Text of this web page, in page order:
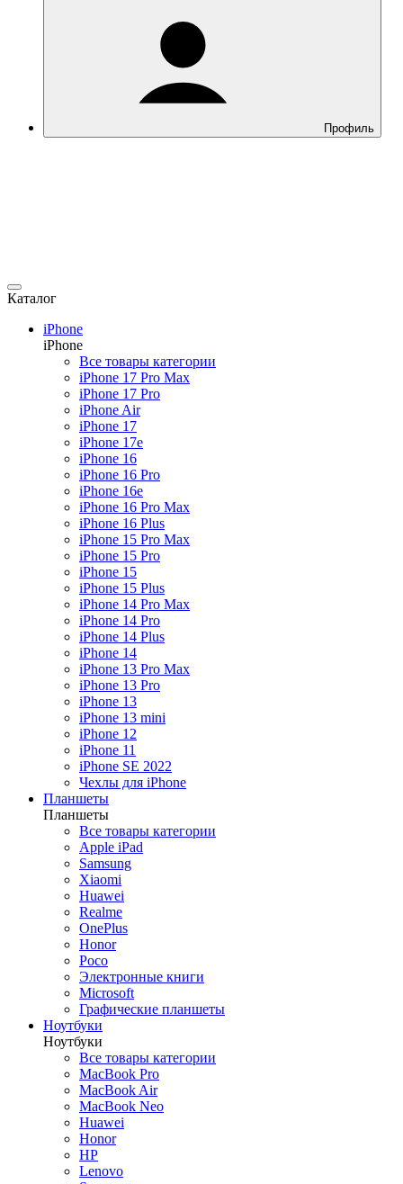
Профиль
Каталог
iPhone
iPhone
Все товары категории
iPhone 17 Pro Max
iPhone 17 Pro
iPhone Air
iPhone 17
iPhone 17e
iPhone 16
iPhone 16 Pro
iPhone 16e
iPhone 16 Pro Max
iPhone 16 Plus
iPhone 15 Pro Max
iPhone 15 Pro
iPhone 15
iPhone 15 Plus
iPhone 14 Pro Max
iPhone 14 Pro
iPhone 14 Plus
iPhone 14
iPhone 13 Pro Max
iPhone 13 Pro
iPhone 13
iPhone 13 mini
iPhone 12
iPhone 11
iPhone SE 2022
Чехлы для iPhone
Планшеты
Планшеты
Все товары категории
Apple iPad
Samsung
Xiaomi
Huawei
Realme
OnePlus
Honor
Poco
Электронные книги
Microsoft
Графические планшеты
Ноутбуки
Ноутбуки
Все товары категории
MacBook Pro
MacBook Air
MacBook Neo
Huawei
Honor
HP
Lenovo